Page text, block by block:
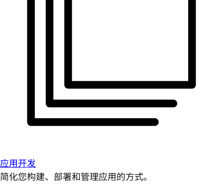
应用开发
简化您构建、部署和管理应用的方式。